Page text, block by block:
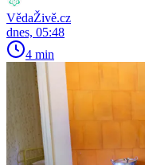
VědaŽivě.cz
dnes, 05:48
4 min